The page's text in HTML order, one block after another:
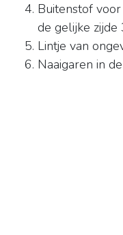
Buitenstof
de gelijke zijde
Lintje van
Naaigaren in